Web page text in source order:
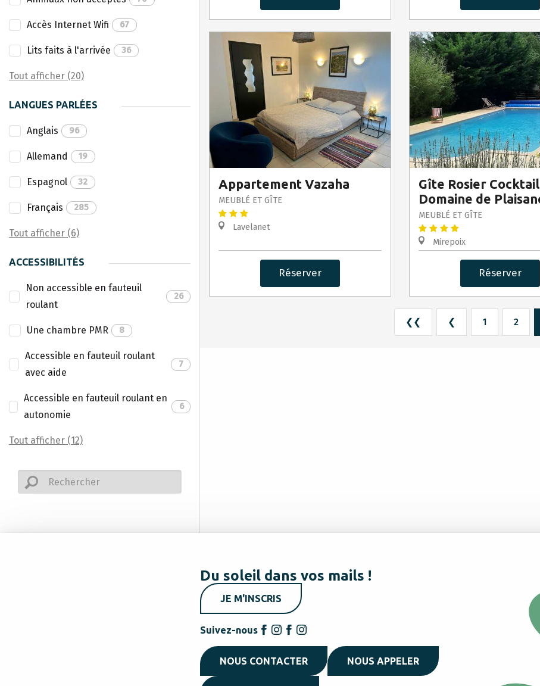
Accès Internet Wifi 67
Lits faits à l'arrivée 36
Tout afficher (20)
LANGUES PARLÉES
Anglais 96
Allemand 19
Espagnol 32
Français 285
Tout afficher (6)
ACCESSIBILITÉS
Non accessible en fauteuil
roulant
26
Une chambre PMR 8
Accessible en fauteuil roulant
avec aide
7
Accessible en fauteuil roulant en
autonomie
6
Tout afficher (12)
Appartement Vazaha
MEUBLÉ ET GÎTE
Lavelanet
Réserver
Gîte Rosier
Domaine de
MEUBLÉ ET GÎTE
Mirepoix
Réserver
❮❮ ❮ 1 2
Du soleil dans vos mails !
JE M'INSCRIS
Suivez-nous
NOUS CONTACTER NOUS APPELER